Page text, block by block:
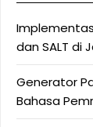
dan SALT di
Generator
Bahasa